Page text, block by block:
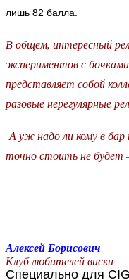
лишь 82 балла.
В общем, интересный
экспериментов с
представляет собой
разовые нерегулярные
А уж надо ли кому в
точно стоить не будет
Алексей Борисович
Клуб любителей виски
Специально для